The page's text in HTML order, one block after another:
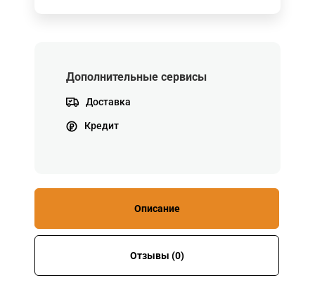
Дополнительные сервисы
Доставка
Кредит
Описание
Отзывы (0)